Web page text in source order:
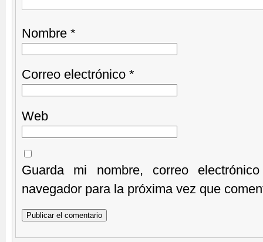
Nombre *
Correo electrónico *
Web
Guarda mi nombre, correo
navegador para la próxima vez que